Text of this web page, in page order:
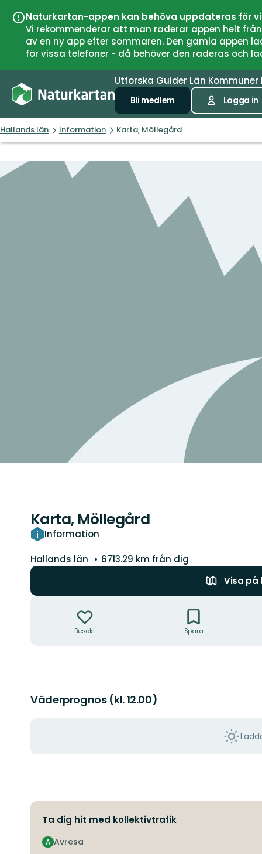
Naturkartan-appen kan behöva uppdateras för
Vi rekommenderar att man raderar appen helt
av en ny app efter sommaren. Den gamla
för vissa telefoner - då behöver den raderas och
Utforska Guider Län Kommuner
Bli medlem Logga in
Hallands län Information Karta, Möllegård
Karta, Möllegård
Information
Län:
Hallands län
6713.29 km från dig
Visa på
Besökt Spara
Väderprognos (kl. 12.00)
Ta dig hit med kollektivtrafik
Avresa
A